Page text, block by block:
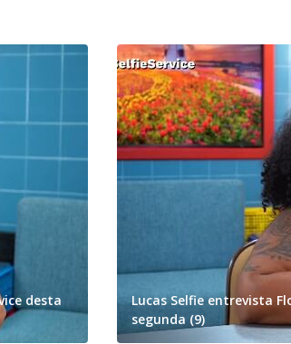
desta
Lucas Selfie entrevista
segunda (9)